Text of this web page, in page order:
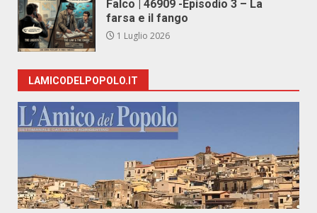
Falco | 46909 -Episodio 3 – La
farsa e il fango
1 Luglio 2026
LAMICODELPOPOLO.IT